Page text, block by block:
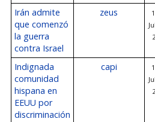
Irán admite
que comenzó
la guerra
contra Israel
zeus
Indignada
comunidad
hispana en
EEUU por
discriminación
capi